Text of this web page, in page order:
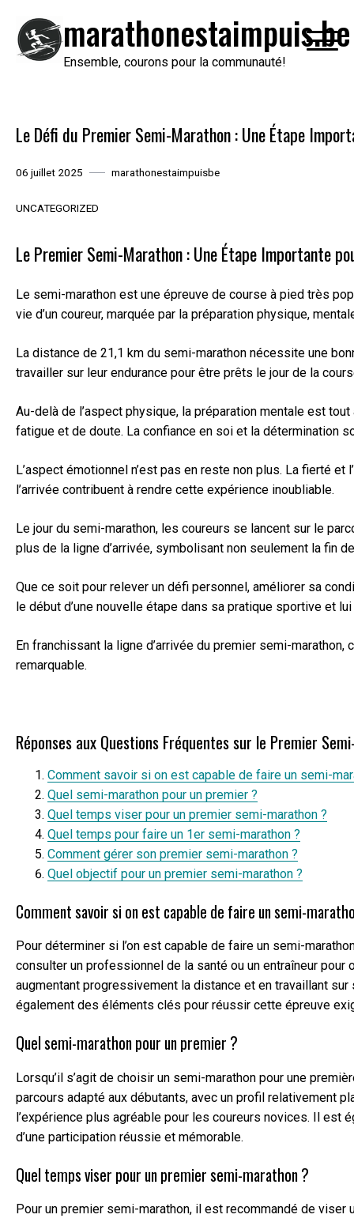
contenu
marathonestaimpuis.be
Ensemble, courons pour la communauté!
Le Défi du Premier Semi-Marathon : Une Étape
06 juillet 2025 marathonestaimpuisbe
UNCATEGORIZED
Le Premier Semi-Marathon : Une Étape Importante
Le semi-marathon est une épreuve de course à pied très
vie d’un coureur, marquée par la préparation physique,
La distance de 21,1 km du semi-marathon nécessite une
travailler sur leur endurance pour être prêts le jour de la
Au-delà de l’aspect physique, la préparation mentale est
fatigue et de doute. La confiance en soi et la détermination
L’aspect émotionnel n’est pas en reste non plus. La fierté
l’arrivée contribuent à rendre cette expérience inoubliable.
Le jour du semi-marathon, les coureurs se lancent sur le
plus de la ligne d’arrivée, symbolisant non seulement la fin
Que ce soit pour relever un défi personnel, améliorer sa
le début d’une nouvelle étape dans sa pratique sportive et
En franchissant la ligne d’arrivée du premier semi-
remarquable.
Réponses aux Questions Fréquentes sur le Premier
Comment savoir si on est capable de faire un semi-
Quel semi-marathon pour un premier ?
Quel temps viser pour un premier semi-marathon ?
Quel temps pour faire un 1er semi-marathon ?
Comment gérer son premier semi-marathon ?
Quel objectif pour un premier semi-marathon ?
Comment savoir si on est capable de faire un semi-
Pour déterminer si l’on est capable de faire un semi-
consulter un professionnel de la santé ou un entraîneur
augmentant progressivement la distance et en travaillant
également des éléments clés pour réussir cette épreuve
Quel semi-marathon pour un premier ?
Lorsqu’il s’agit de choisir un semi-marathon pour une
parcours adapté aux débutants, avec un profil relativement
l’expérience plus agréable pour les coureurs novices. Il est
d’une participation réussie et mémorable.
Quel temps viser pour un premier semi-marathon ?
Pour un premier semi-marathon, il est recommandé de